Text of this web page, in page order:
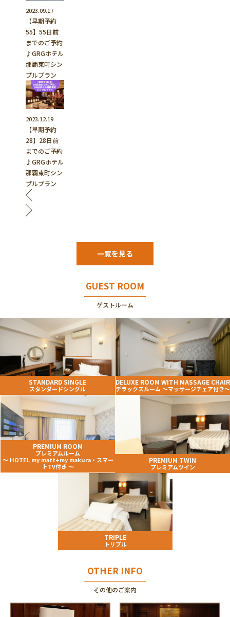
2023.09.17
【早期予約
55】55日前
までのご予約
♪GRGホテル
那覇東町シン
プルプラン
2023.12.19
【早期予約
28】28日前
までのご予約
♪GRGホテル
那覇東町シン
プルプラン
一覧を見る
GUEST ROOM
ゲストルーム
STANDARD SINGLE
スタンダードシングル
DELUXE ROOM WITH MASSAGE CHAIR
デラックスルーム ～マッサージチェア付き～
PREMIUM ROOM
プレミアムルーム
～ HOTEL my matt+my makura・スマー
トTV付き ～
PREMIUM TWIN
プレミアムツイン
TRIPLE
トリプル
OTHER INFO
その他のご案内